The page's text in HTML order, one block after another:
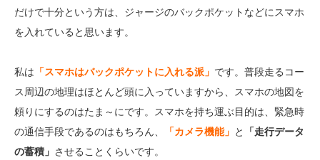
だけで十分という方は、ジャージのバックポケットなどにスマホ
を入れていると思います。
私は 「スマホはバックポケットに入れる派」 です。普段走るコー
ス周辺の地理はほとんど頭に入っていますから、スマホの地図を
頼りにするのはたま～にです。スマホを持ち運ぶ目的は、緊急時
の通信手段であるのはもちろん、
「カメラ機能」 と
「走行データ
の蓄積」 させることくらいです。